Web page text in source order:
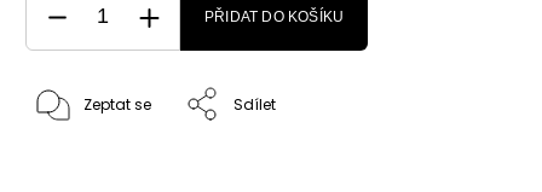
PŘIDAT DO KOŠÍKU
Zeptat se Sdílet